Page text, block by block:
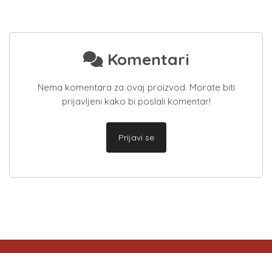
Komentari
Nema komentara za ovaj proizvod. Morate biti
prijavljeni kako bi poslali komentar!
Prijavi se